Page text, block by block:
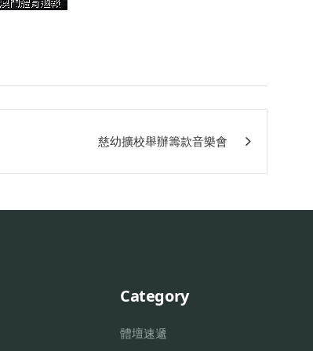
慈幼擴校舉辦籌款音樂會
Category
體壇速遞